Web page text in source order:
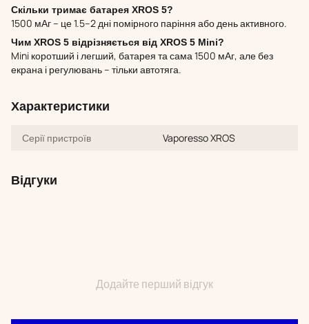
Скільки тримає батарея XROS 5?
1500 мАг – це 1.5–2 дні помірного паріння або день активного.
Чим XROS 5 відрізняється від XROS 5 Mini?
Mini коротший і легший, батарея та сама 1500 мАг, але без
екрана і регулювань – тільки автотяга.
Характеристики
Серії пристроїв Vaporesso XROS
Відгуки
Додайте перший відгук